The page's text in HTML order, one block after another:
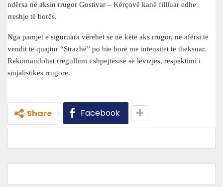
ndërsa në aksin rrugor Gostivar – Kërçovë kanë fillluar edhe
rreshje të borës.
Nga pamjet e siguruara vërehet se në këtë aks rrugor, në afërsi të
vendit të quajtur “Strazhë” po bie borë me intensitet të theksuar.
Rekomandohet rregullimi i shpejtësisë së lëvizjes, respektimi i
sinjalistikës rrugore.
Share Facebook